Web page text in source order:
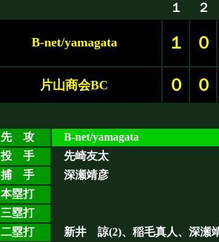
１ ２
B-net/yamagata １ ０
片山商会BC ０ ０
先 攻
B-net/yamagata
投 手
先崎友太
捕 手
深瀬靖彦
本塁打
三塁打
二塁打
新井 諒(2)、稲毛真人、深瀬